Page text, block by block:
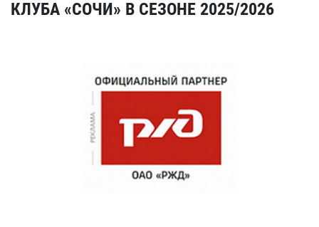
КЛУБА «СОЧИ» В СЕЗОНЕ 2025/2026